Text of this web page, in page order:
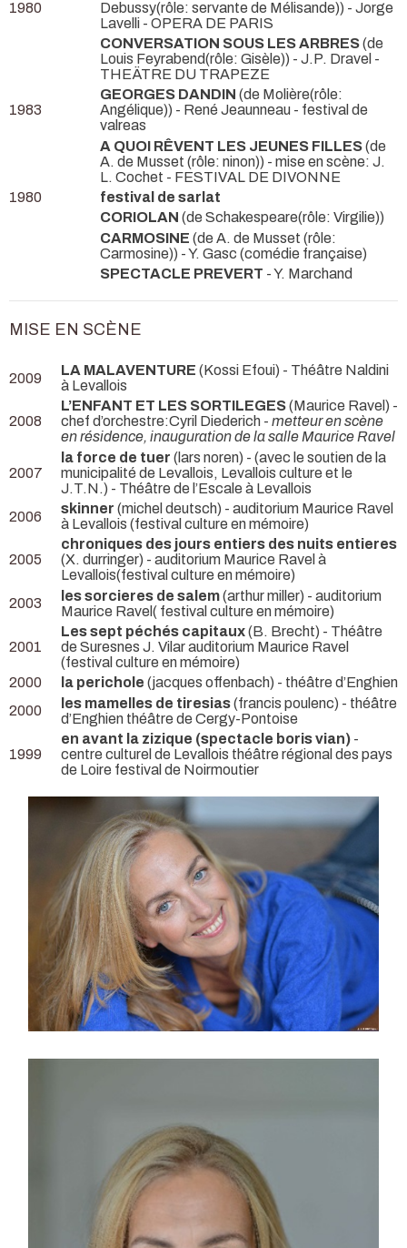
1980
Debussy(rôle: servante de Mélisande)) - Jorge
Lavelli - OPERA DE PARIS
CONVERSATION SOUS LES ARBRES(de
Louis Feyrabend(rôle: Gisèle)) - J.P. Dravel -
THEÄTRE DU TRAPEZE
1983
GEORGES DANDIN (de Molière(rôle:
Angélique)) - René Jeaunneau - festival de
valreas
A QUOI RÊVENT LES JEUNES FILLES(de
A. de Musset (rôle: ninon)) - mise en scène: J.
L. Cochet - FESTIVAL DE DIVONNE
1980
festival de sarlat
CORIOLAN (de Schakespeare(rôle: Virgilie))
CARMOSINE (de A. de Musset (rôle:
Carmosine)) - Y. Gasc (comédie française)
SPECTACLE PREVERT - Y. Marchand
MISE EN SCÈNE
2009 LA MALAVENTURE (Kossi Efoui) - Théâtre Naldini
à Levallois
2008
L’ENFANT ET LES SORTILEGES(Maurice Ravel) -
chef d’orchestre:Cyril Diederich - metteur en scène
en résidence, inauguration de la salle Maurice Ravel
2007
la force de tuer (lars noren) - (avec le soutien de la
municipalité de Levallois, Levallois culture et le
J.T.N.) - Théâtre de l’Escale à Levallois
2006
skinner (michel deutsch) - auditorium Maurice Ravel
à Levallois (festival culture en mémoire)
2005
chroniques des jours entiers des nuits entieres
(X. durringer) - auditorium Maurice Ravel à
Levallois(festival culture en mémoire)
2003
les sorcieres de salem(arthur miller) - auditorium
Maurice Ravel( festival culture en mémoire)
2001
Les sept péchés capitaux(B. Brecht) - Théâtre
de Suresnes J. Vilar auditorium Maurice Ravel
(festival culture en mémoire)
2000
la perichole (jacques offenbach) - théâtre d’Enghien
2000
les mamelles de tiresias(francis poulenc) - théâtre
d’Enghien théâtre de Cergy-Pontoise
1999
en avant la zizique (spectacle boris vian) -
centre culturel de Levallois théâtre régional des pays
de Loire festival de Noirmoutier